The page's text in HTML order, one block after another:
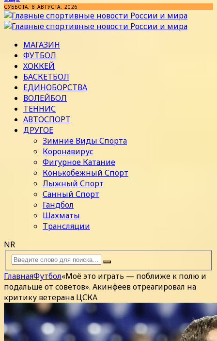
СУББОТА, 8 АВГУСТА, 2026
МАГАЗИН
ФУТБОЛ
ХОККЕЙ
БАСКЕТБОЛ
ЕДИНОБОРСТВА
ВОЛЕЙБОЛ
ТЕННИС
АВТОСПОРТ
ДРУГОЕ
Зимние Виды Спорта
Коронавирус
Фигурное Катание
Конькобежный Спорт
Лыжный Спорт
Санный Спорт
Гандбол
Шахматы
Трансляции
NR
ГлавнаяФутбол«Моё это играть — поближе к полю и
подальше от советов». Акинфеев отреагировал на
критику ветерана ЦСКА